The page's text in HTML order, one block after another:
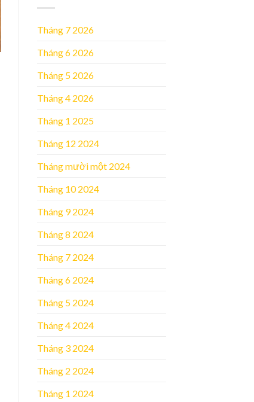
Tháng 7 2026
Tháng 6 2026
Tháng 5 2026
Tháng 4 2026
Tháng 1 2025
Tháng 12 2024
Tháng mười một 2024
Tháng 10 2024
Tháng 9 2024
Tháng 8 2024
Tháng 7 2024
Tháng 6 2024
Tháng 5 2024
Tháng 4 2024
Tháng 3 2024
Tháng 2 2024
Tháng 1 2024